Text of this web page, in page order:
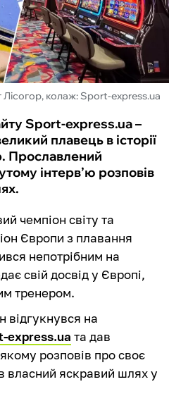
Лісогор, колаж: Sport-express.ua
Sport-express.ua –
плавець в історії
Прославлений
інтерв’ю розповів
чемпіон світу та
Європи з плавання
непотрібним на
свій досвід у Європі,
тренером.
відгукнувся на
express.ua та дав
розповів про своє
власний яскравий шлях у